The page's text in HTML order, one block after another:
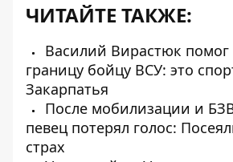
ЧИТАЙТЕ ТАКЖЕ:
Василий Вирастюк помог
границу бойцу ВСУ: это
Закарпатья
После мобилизации и
певец потерял голос:
страх